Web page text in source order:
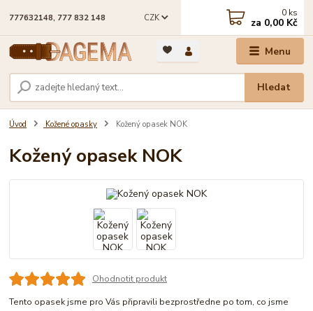
Menu
CZK
Hledat
777632148, 777 832 148 0 ks
za 0,00 Kč
Úvod Kožené opasky Kožený opasek NOK
Kožený opasek NOK
Ohodnotit produkt
Tento opasek jsme pro Vás připravili bezprostředne po tom, co jsme